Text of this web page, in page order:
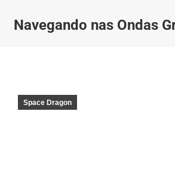
Navegando nas Ondas
Space Dragon